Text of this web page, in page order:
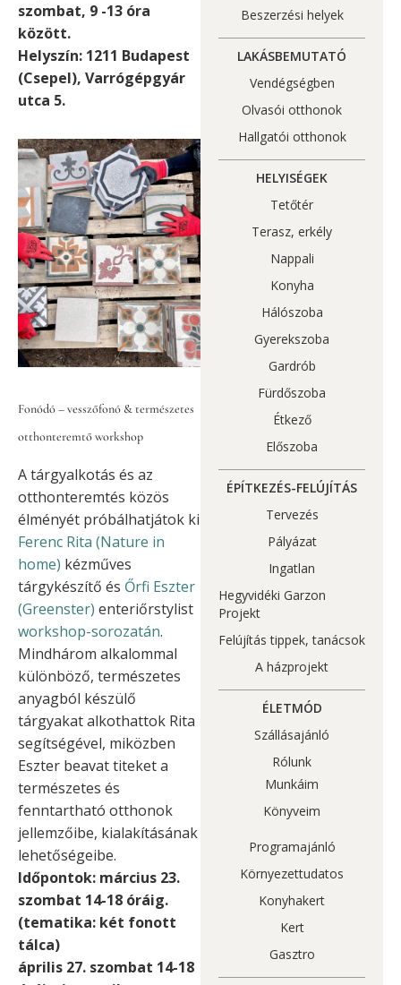
szombat, 9 -13 óra
között.
Helyszín: 1211 Budapest
(Csepel), Varrógépgyár
utca 5.
Fonódó – vesszőfonó & természetes
otthonteremtő workshop
A tárgyalkotás és az
otthonteremtés közös
élményét próbálhatjátok ki
Ferenc Rita (Nature in
home) kézműves
tárgykészítő és Őrfi Eszter
(Greenster) enteriőrstylist
workshop-sorozatán.
Mindhárom alkalommal
különböző, természetes
anyagból készülő
tárgyakat alkothattok Rita
segítségével, miközben
Eszter beavat titeket a
természetes és
fenntartható otthonok
jellemzőibe, kialakításának
lehetőségeibe.
Időpontok: március 23.
szombat 14-18 óráig.
(tematika: két fonott
tálca)
április 27. szombat 14-18
Beszerzési helyek
LAKÁSBEMUTATÓ
Vendégségben
Olvasói otthonok
Hallgatói otthonok
HELYISÉGEK
Tetőtér
Terasz, erkély
Nappali
Konyha
Hálószoba
Gyerekszoba
Gardrób
Fürdőszoba
Étkező
Előszoba
ÉPÍTKEZÉS-FELÚJÍTÁS
Tervezés
Pályázat
Ingatlan
Hegyvidéki Garzon
Projekt
Felújítás tippek, tanácsok
A házprojekt
ÉLETMÓD
Szállásajánló
Rólunk
Munkáim
Könyveim
Programajánló
Környezettudatos
Konyhakert
Kert
Gasztro